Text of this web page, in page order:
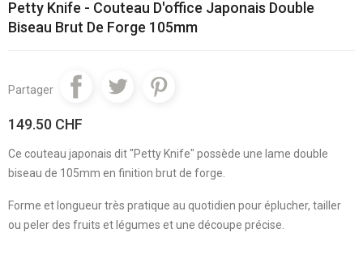
Petty Knife - Couteau D'office Japonais Double
Biseau Brut De Forge 105mm
Partager
149.50 CHF
Ce couteau japonais dit "Petty Knife" possède une lame double
biseau de 105mm en finition brut de forge.
Forme et longueur très pratique au quotidien pour éplucher, tailler
ou peler des fruits et légumes et une découpe précise.